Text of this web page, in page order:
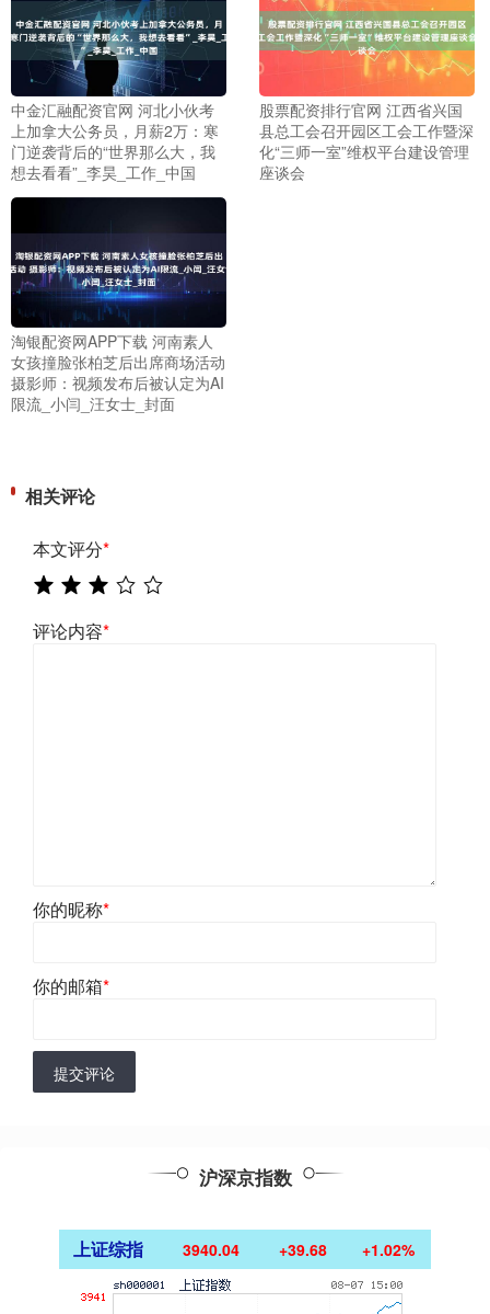
中金汇融配资官网 河北小伙考
上加拿大公务员，月薪2万：寒
门逆袭背后的“世界那么大，我
想去看看”_李昊_工作_中国
股票配资排行官网 江西省兴国
县总工会召开园区工会工作暨深
化“三师一室”维权平台建设管理
座谈会
淘银配资网APP下载 河南素人
女孩撞脸张柏芝后出席商场活动
摄影师：视频发布后被认定为AI
限流_小闫_汪女士_封面
相关评论
本文评分*
评论内容*
你的昵称*
你的邮箱*
提交评论
沪深京指数
上证综指 3940.04 +39.68 +1.02%